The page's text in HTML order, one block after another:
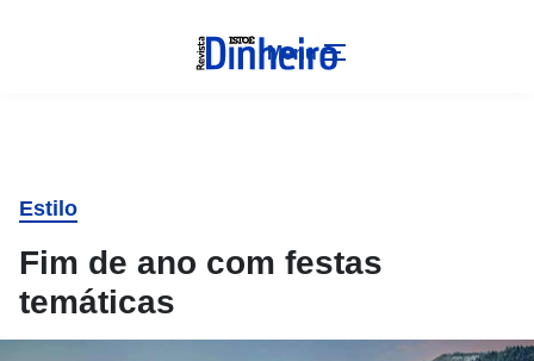
Menu
Estilo
Fim de ano com festas
temáticas